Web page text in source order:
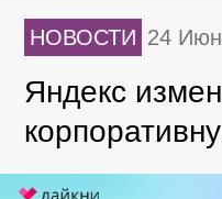
НОВОСТИ 24
Яндекс